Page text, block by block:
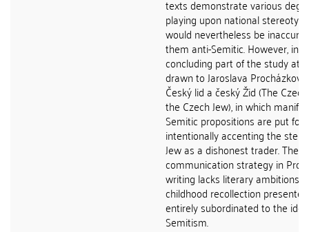
texts demonstrate various
playing upon national
would nevertheless be
them anti-Semitic. However, in
concluding part of the study
drawn to Jaroslava
Český lid a český Žid (The
the Czech Jew), in which
Semitic propositions are put
intentionally accenting the
Jew as a dishonest trader. The
communication strategy in
writing lacks literary ambitions,
childhood recollection
entirely subordinated to the
Semitism.